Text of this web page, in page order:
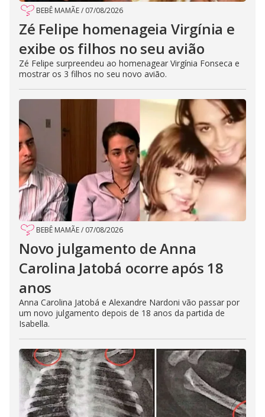
BEBÊ MAMÃE/ 07/08/2026
Zé Felipe homenageia Virgínia e
exibe os filhos no seu avião
Zé Felipe surpreendeu ao homenagear Virgínia Fonseca e
mostrar os 3 filhos no seu novo avião.
BEBÊ MAMÃE/ 07/08/2026
Novo julgamento de Anna
Carolina Jatobá ocorre após 18
anos
Anna Carolina Jatobá e Alexandre Nardoni vão passar por
um novo julgamento depois de 18 anos da partida de
Isabella.